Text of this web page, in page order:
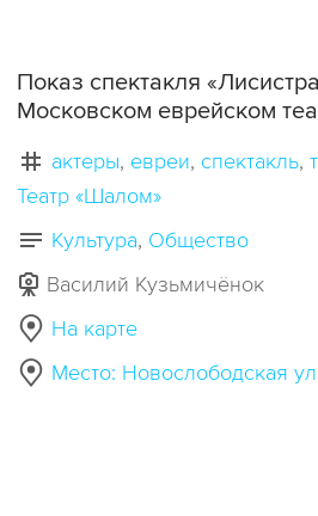
Показ спектакля
Московском еврейском
актеры евреи спектакль
Театр «Шалом»
Культура Общество
Василий Кузьмичёнок
На карте
Место: Новослободская